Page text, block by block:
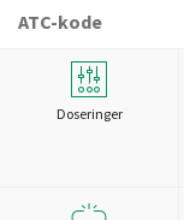
ATC-kode
Doseringer